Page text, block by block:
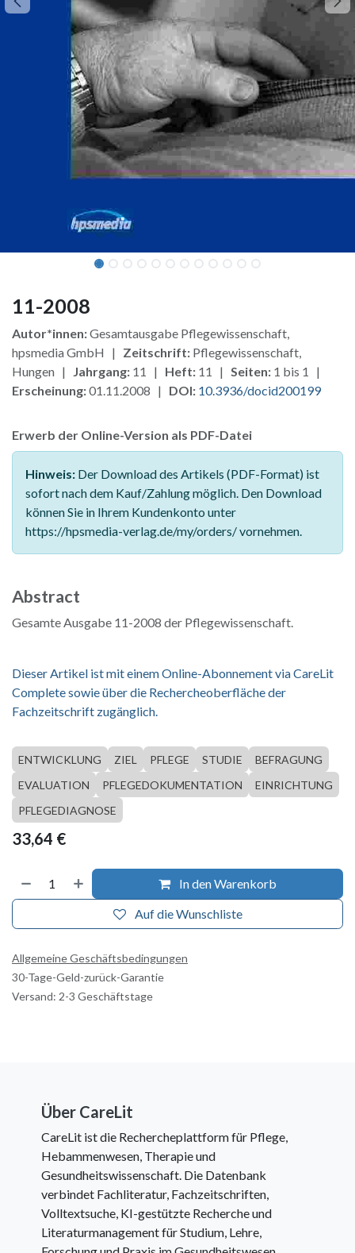
11-2008
Autor*innen:Gesamtausgabe Pflegewissenschaft,
hpsmedia GmbH | Zeitschrift: Pflegewissenschaft,
Hungen | Jahrgang: 11 | Heft: 11 | Seiten: 1 bis 1 |
Erscheinung:01.11.2008 | DOI: 10.3936/docid200199
Erwerb der Online-Version als PDF-Datei
Hinweis: Der Download des Artikels (PDF-Format) ist
sofort nach dem Kauf/Zahlung möglich. Den Download
können Sie in Ihrem Kundenkonto unter
https://hpsmedia-verlag.de/my/orders/ vornehmen.
Abstract
Gesamte Ausgabe 11-2008 der Pflegewissenschaft.
Dieser Artikel ist mit einem Online-Abonnement via CareLit
Complete sowie über die Rechercheoberfläche der
Fachzeitschrift zugänglich.
ENTWICKLUNG ZIEL PFLEGE STUDIE
BEFRAGUNG
EVALUATION
PFLEGEDOKUMENTATION
EINRICHTUNG
PFLEGEDIAGNOSE
33,64 €
In den Warenkorb
Auf die Wunschliste
Allgemeine Geschäftsbedingungen
30-Tage-Geld-zurück-Garantie
Versand: 2-3 Geschäftstage
Über CareLit
CareLit ist die Rechercheplattform für Pflege,
Hebammenwesen, Therapie und
Gesundheitswissenschaft. Die Datenbank
verbindet Fachliteratur, Fachzeitschriften,
Volltextsuche, KI-gestützte Recherche und
Literaturmanagement für Studium, Lehre,